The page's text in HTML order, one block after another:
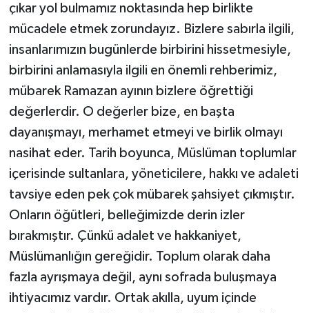
çıkar yol bulmamız noktasında hep birlikte
mücadele etmek zorundayız. Bizlere sabırla ilgili,
insanlarımızın bugünlerde birbirini hissetmesiyle,
birbirini anlamasıyla ilgili en önemli rehberimiz,
mübarek Ramazan ayının bizlere öğrettiği
değerlerdir. O değerler bize, en başta
dayanışmayı, merhamet etmeyi ve birlik olmayı
nasihat eder. Tarih boyunca, Müslüman toplumlar
içerisinde sultanlara, yöneticilere, hakkı ve adaleti
tavsiye eden pek çok mübarek şahsiyet çıkmıştır.
Onların öğütleri, belleğimizde derin izler
bırakmıştır. Çünkü adalet ve hakkaniyet,
Müslümanlığın gereğidir. Toplum olarak daha
fazla ayrışmaya değil, aynı sofrada buluşmaya
ihtiyacımız vardır. Ortak akılla, uyum içinde